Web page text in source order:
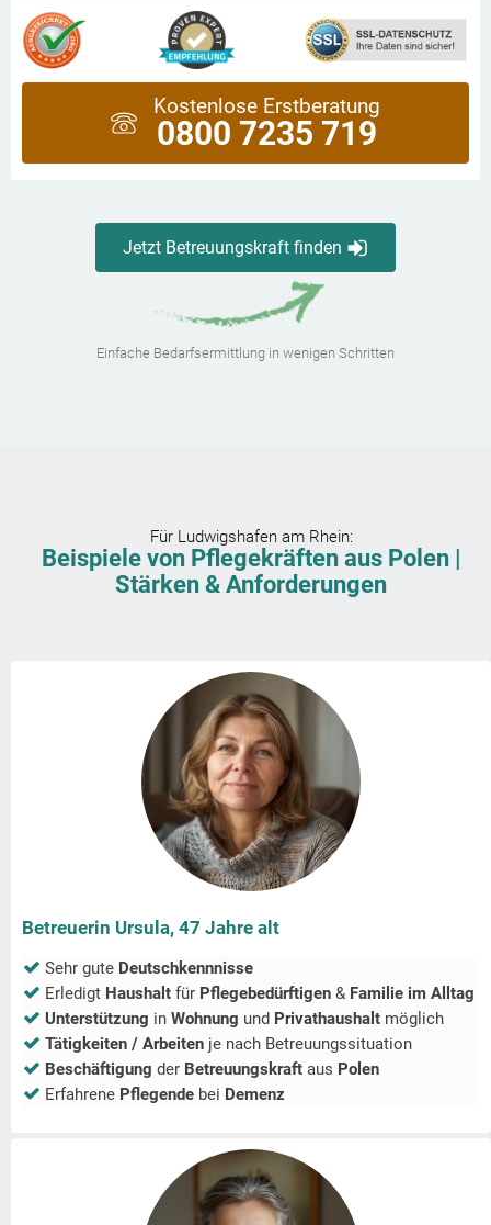
Kostenlose Erstberatung
0800 7235 719
Jetzt Betreuungskraft finden
Einfache Bedarfsermittlung in wenigen Schritten
Für Ludwigshafen am Rhein:
Beispiele von Pflegekräften aus Polen |
Stärken & Anforderungen
Betreuerin Ursula, 47 Jahre alt
Sehr gute Deutschkennnisse
Erledigt Haushalt für Pflegebedürftigen & Familie im Alltag
Unterstützung in Wohnung und Privathaushalt möglich
Tätigkeiten / Arbeiten je nach Betreuungssituation
Beschäftigung der Betreuungskraft aus Polen
Erfahrene Pflegende bei Demenz